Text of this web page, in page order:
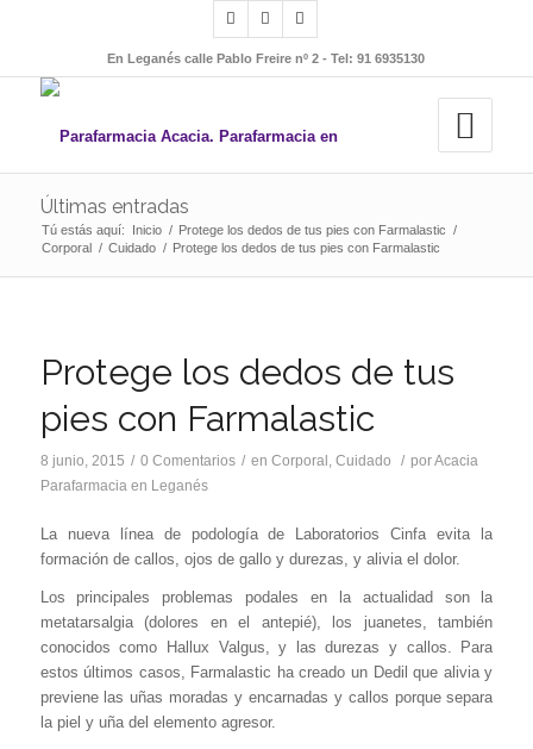
En Leganés calle Pablo Freire nº 2 - Tel: 91 6935130
Últimas entradas
Tú estás aquí: Inicio / Protege los dedos de tus pies con Farmalastic /
Corporal / Cuidado / Protege los dedos de tus pies con Farmalastic
Protege los dedos de tus
pies con Farmalastic
8 junio, 2015 / 0 Comentarios / en Corporal , Cuidado / porAcacia
Parafarmacia en Leganés
La nueva línea de podología de Laboratorios Cinfa evita la
formación de callos, ojos de gallo y durezas, y alivia el dolor.
Los principales problemas podales en la actualidad son la
metatarsalgia (dolores en el antepié), los juanetes, también
conocidos como Hallux Valgus, y las durezas y callos. Para
estos últimos casos, Farmalastic ha creado un Dedil que alivia y
previene las uñas moradas y encarnadas y callos porque separa
la piel y uña del elemento agresor.